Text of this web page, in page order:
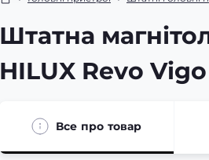
Штатна
HILUX Revo
Все про товар